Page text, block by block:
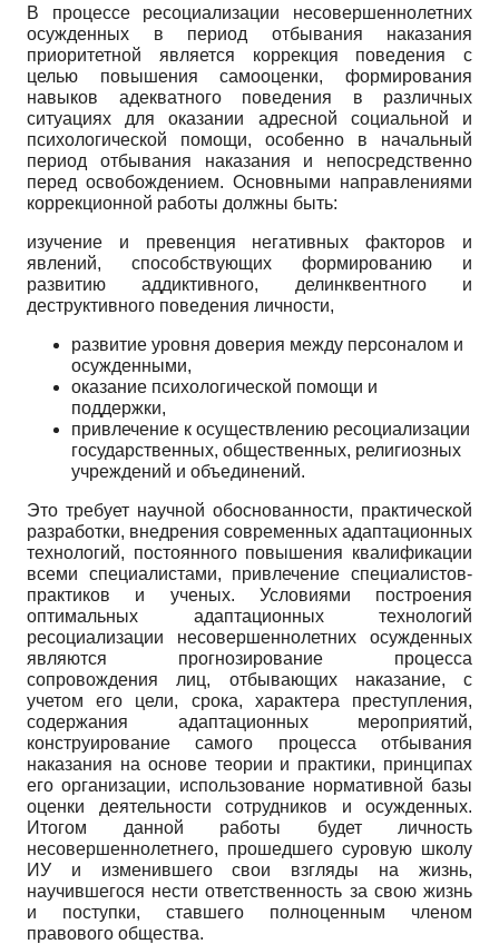
В процессе ресоциализации несовершеннолетних
осужденных в период отбывания наказания
приоритетной является коррекция поведения с
целью повышения самооценки, формирования
навыков адекватного поведения в различных
ситуациях для оказании адресной социальной и
психологической помощи, особенно в начальный
период отбывания наказания и непосредственно
перед освобождением. Основными направлениями
коррекционной работы должны быть:
изучение и превенция негативных факторов и
явлений, способствующих формированию и
развитию аддиктивного, делинквентного и
деструктивного поведения личности,
развитие уровня доверия между персоналом и
осужденными,
оказание психологической помощи и
поддержки,
привлечение к осуществлению ресоциализации
государственных, общественных, религиозных
учреждений и объединений.
Это требует научной обоснованности, практической
разработки, внедрения современных адаптационных
технологий, постоянного повышения квалификации
всеми специалистами, привлечение специалистов-
практиков и ученых. Условиями построения
оптимальных адаптационных технологий
ресоциализации несовершеннолетних осужденных
являются прогнозирование процесса
сопровождения лиц, отбывающих наказание, с
учетом его цели, срока, характера преступления,
содержания адаптационных мероприятий,
конструирование самого процесса отбывания
наказания на основе теории и практики, принципах
его организации, использование нормативной базы
оценки деятельности сотрудников и осужденных.
Итогом данной работы будет личность
несовершеннолетнего, прошедшего суровую школу
ИУ и изменившего свои взгляды на жизнь,
научившегося нести ответственность за свою жизнь
и поступки, ставшего полноценным членом
правового общества.